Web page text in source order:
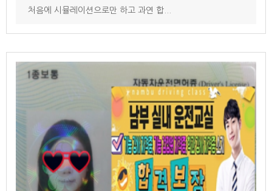
처음에 시뮬레이션으로만 하고 과연 합...